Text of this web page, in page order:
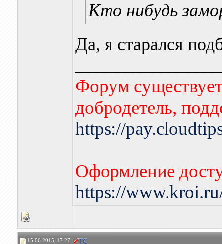
Кто нибудь
Да, я старался
Форум
добродетель,
https://
Оформление
https://
15.06.2015, 17:27